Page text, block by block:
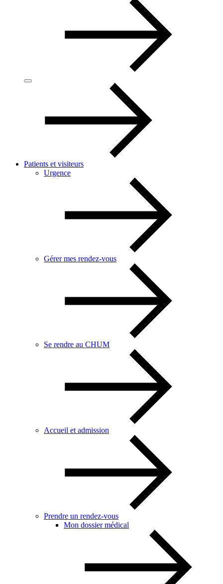
Patients et visiteurs
Urgence
Gérer mes rendez-vous
Se rendre au CHUM
Accueil et admission
Prendre un rendez-vous
Mon dossier médical